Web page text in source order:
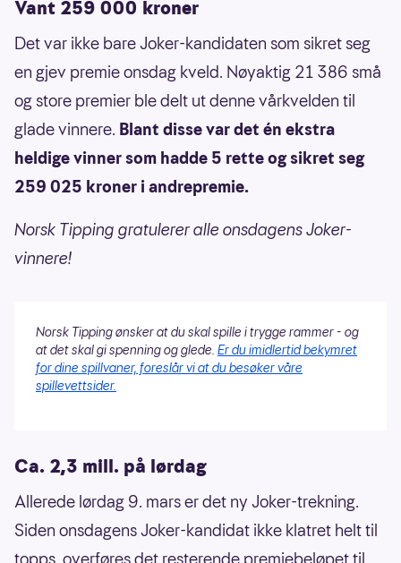
Vant 259 000 kroner
Det var ikke bare Joker-kandidaten som sikret seg
en gjev premie onsdag kveld. Nøyaktig 21 386 små
og store premier ble delt ut denne vårkvelden til
glade vinnere. Blant disse var det én ekstra
heldige vinner som hadde 5 rette og sikret seg
259 025 kroner i andrepremie.
Norsk Tipping gratulerer alle onsdagens Joker-
vinnere!
Norsk Tipping ønsker at du skal spille i trygge rammer - og
at det skal gi spenning og glede. Er du imidlertid bekymret
for dine spillvaner, foreslår vi at du besøker våre
spillevettsider.
Ca. 2,3 mill. på lørdag
Allerede lørdag 9. mars er det ny Joker-trekning.
Siden onsdagens Joker-kandidat ikke klatret helt til